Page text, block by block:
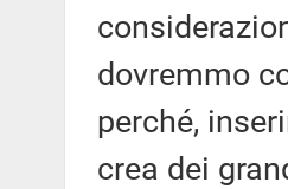
dovremmo
perché,
crea dei